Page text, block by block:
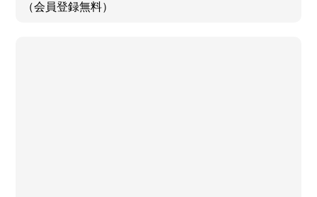
（会員登録無料）